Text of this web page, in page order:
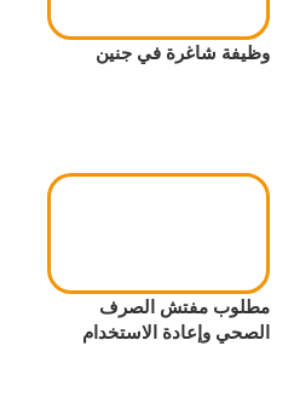
وظيفة شاغرة في جنين
مطلوب مفتش الصرف
الصحي وإعادة الاستخدام